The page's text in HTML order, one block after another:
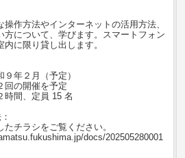
作方法やインターネットの活用方法、
方について、学びます。スマートフォン
に限り貸し出します。
年２月（予定）
回の開催を予定
時間、定員 15 名
チラシをご覧ください。
docs/202505280001